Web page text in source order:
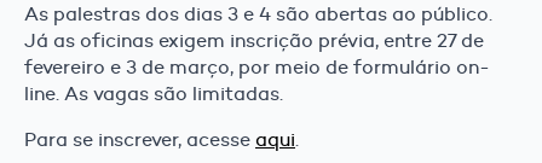
As palestras dos dias 3 e 4 são abertas ao público.
Já as oficinas exigem inscrição prévia, entre 27 de
fevereiro e 3 de março, por meio de formulário on-
line. As vagas são limitadas.
Para se inscrever, acesse aqui